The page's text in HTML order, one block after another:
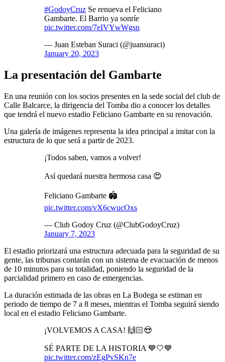
#GodoyCruz Se renueva el Feliciano
Gambarte. El Barrio ya sonríe
pic.twitter.com/7eIVYwWgsn
— Juan Esteban Suraci (@juansuraci)
January 20, 2023
La presentación del Gambarte
En una reunión con los socios presentes en la sede social del club de
Calle Balcarce, la dirigencia del Tomba dio a conocer los detalles
que tendrá el nuevo estadio Feliciano Gambarte en su renovación.
Una galería de imágenes representa la idea principal a imitar con la
estructura de lo que será a partir de 2023.
¡Todos saben, vamos a volver!
Así quedará nuestra hermosa casa 😍
Feliciano Gambarte 🏟
pic.twitter.com/vX6cwucOxs
— Club Godoy Cruz (@ClubGodoyCruz)
January 7, 2023
El estadio priorizará una estructura adecuada para la seguridad de su
gente, las tribunas contarán con un sistema de evacuación de menos
de 10 minutos para su totalidad, poniendo la seguridad de la
parcialidad primero en caso de emergencias.
La duración estimada de las obras en La Bodega se estiman en
periodo de tiempo de 7 a 8 meses, mientras el Tomba seguirá siendo
local en el estadio Feliciano Gambarte.
¡VOLVEMOS A CASA! 🙌🏻😍
SÉ PARTE DE LA HISTORIA 💙🤍💙
pic.twitter.com/zEgPvSKn7e